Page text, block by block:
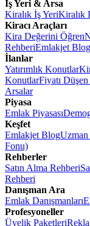
İş Yeri & Arsa
Kiralık İş YeriKiralık
Kiracı Araçları
Kira Değerini Öğren
RehberiEmlakjet Blog
İlanlar
Yatırımlık Konutlar
KonutlarFiyatı
Arsalar
Piyasa
Emlak Piyasası
Keşfet
Emlakjet BlogUzman
Fonu)
Rehberler
Satın Alma Rehberi
Rehberi
Danışman Ara
Emlak Danışmanları
Profesyoneller
Üyelik Paketleri